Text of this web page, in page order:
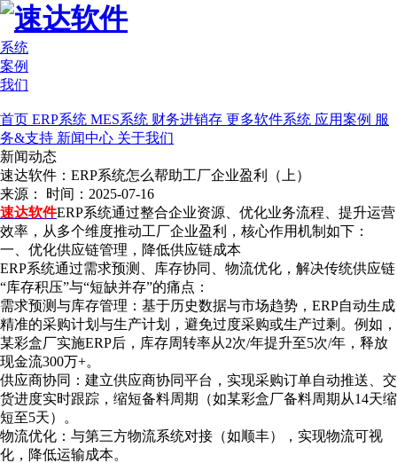
系统
案例
我们
首页 ERP系统 MES系统 财务进销存 更多软件系统 应用案例 服
务&支持 新闻中心 关于我们
新闻动态
速达软件：ERP系统怎么帮助工厂企业盈利（上）
来源： 时间：2025-07-16
速达软件ERP系统通过整合企业资源、优化业务流程、提升运营
效率，从多个维度推动工厂企业盈利，核心作用机制如下：
一、优化供应链管理，降低供应链成本
ERP系统通过需求预测、库存协同、物流优化，解决传统供应链
“库存积压”与“短缺并存”的痛点：
需求预测与库存管理：基于历史数据与市场趋势，ERP自动生成
精准的采购计划与生产计划，避免过度采购或生产过剩。例如，
某彩盒厂实施ERP后，库存周转率从2次/年提升至5次/年，释放
现金流300万+。
供应商协同：建立供应商协同平台，实现采购订单自动推送、交
货进度实时跟踪，缩短备料周期（如某彩盒厂备料周期从14天缩
短至5天）。
物流优化：与第三方物流系统对接（如顺丰），实现物流可视
化，降低运输成本。